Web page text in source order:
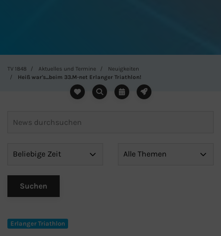
TV 1848 Aktuelles und Termine
Neuigkeiten
Heiß war's...beim 33.M-net Erlanger Triathlon!
Erlanger Triathlon